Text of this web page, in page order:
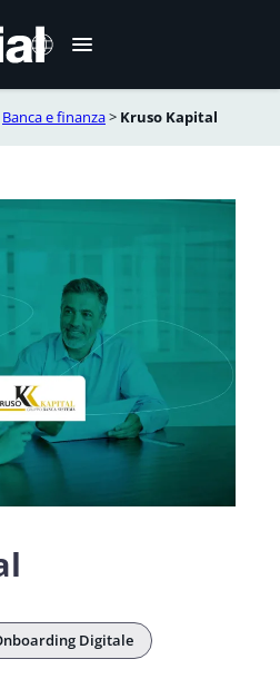
English
Français
Banca e finanza> Kruso Kapital
Digitale